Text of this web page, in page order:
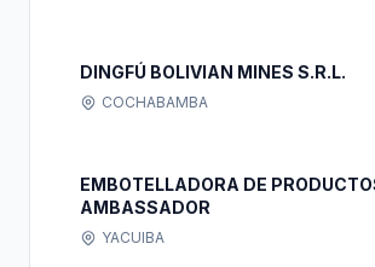
DINGFÚ BOLIVIAN MINES S.R.L.
COCHABAMBA
EMBOTELLADORA DE
AMBASSADOR
YACUIBA